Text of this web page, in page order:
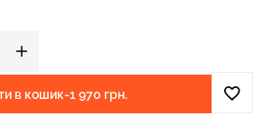
в кошик-1 970 грн.